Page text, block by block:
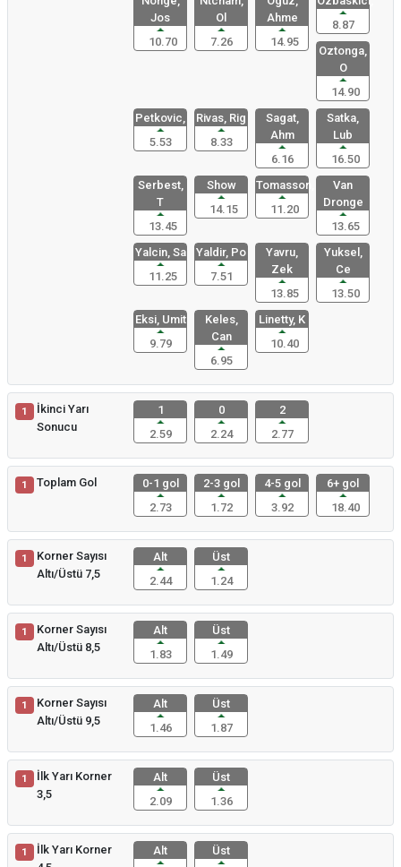
Jos
10.70
Ol
7.26
Ahme
14.95
8.87
Oztonga,
O
14.90
Petkovic,
5.53
Rivas, Rig
8.33
Sagat,
Ahm
6.16
Satka,
Lub
16.50
Serbest,
T
13.45
Show
14.15
Tomasson,
11.20
Van
Dronge
13.65
Yalcin, Sa
11.25
Yaldir, Po
7.51
Yavru,
Zek
13.85
Yuksel,
Ce
13.50
Eksi, Umit
9.79
Keles,
Can
6.95
Linetty, K
10.40
1
İkinci Yarı
Sonucu
1
2.59
0
2.24
2
2.77
1 Toplam Gol
0-1 gol
2.73
2-3 gol
1.72
4-5 gol
3.92
6+ gol
18.40
1
Korner Sayısı
Altı/Üstü 7,5
Alt
2.44
Üst
1.24
1
Korner Sayısı
Altı/Üstü 8,5
Alt
1.83
Üst
1.49
1
Korner Sayısı
Altı/Üstü 9,5
Alt
1.46
Üst
1.87
1
İlk Yarı Korner
3,5
Alt
2.09
Üst
1.36
1
İlk Yarı Korner
Alt
Üst